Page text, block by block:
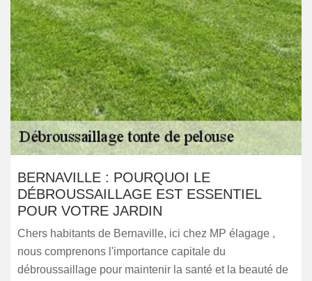
BERNAVILLE : POURQUOI LE
DÉBROUSSAILLAGE EST ESSENTIEL
POUR VOTRE JARDIN
Chers habitants de Bernaville, ici chez MP élagage ,
nous comprenons l'importance capitale du
débroussaillage pour maintenir la santé et la beauté de